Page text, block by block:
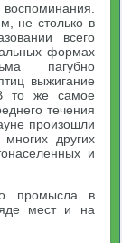
не столько в
всего
формах
пагубно
выжигание
то же самое
течения
произошли
других
и
промысла в
мест и на